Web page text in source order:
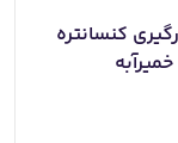
کنسانتره